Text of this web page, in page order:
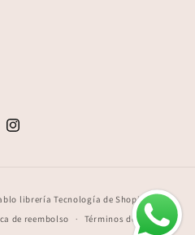
Instagram
de
librería Tecnología de Shopify
de reembolso Términos del servicio